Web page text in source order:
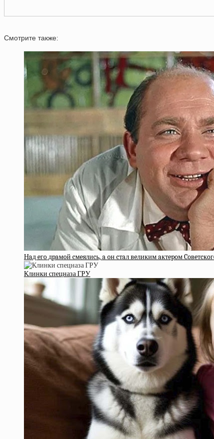
Смотрите также:
Нaд eгo дpaмoй cмeялиcь, a oн cтaл вeликим aктepoм
Клинки спецназа ГРУ